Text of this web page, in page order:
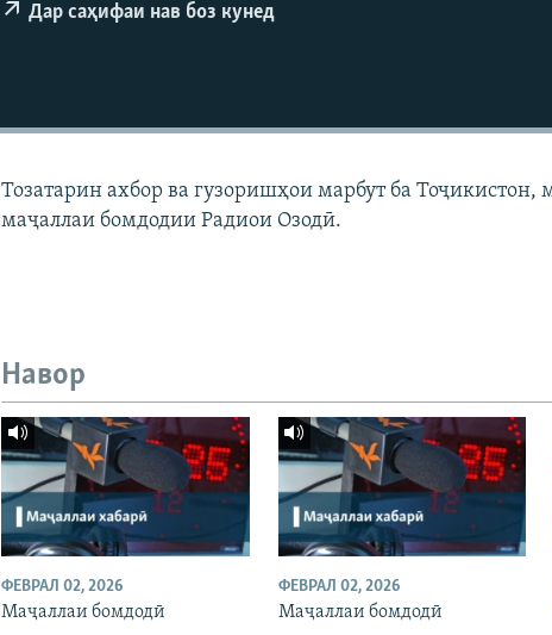
Дар саҳифаи нав боз кунед
Тозатарин ахбор ва гузоришҳои марбут ба Тоҷикистон,
маҷаллаи бомдодии Радиои Озодӣ.
Навор
ФЕВРАЛ 02, 2026
Маҷаллаи бомдодӣ
ФЕВРАЛ 02, 2026
Маҷаллаи бомдодӣ